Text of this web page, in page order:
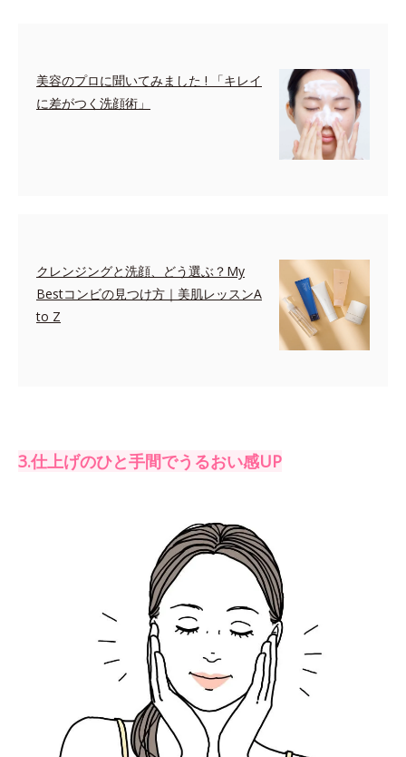
美容のプロに聞いてみました ! 「キレイ
に差がつく洗顔術」
クレンジングと洗顔、どう選ぶ？My
Bestコンビの見つけ方｜美肌レッスンA
to Z
3.仕上げのひと手間でうるおい感UP